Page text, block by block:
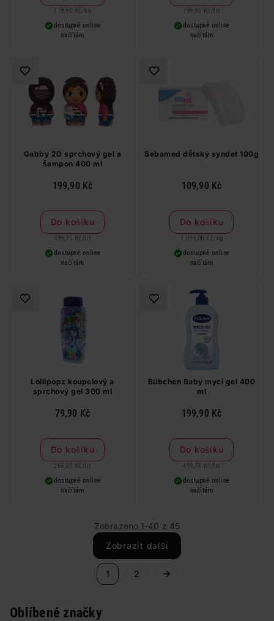
119,90 Kč / ks
dostupné online
načítám
199,90 Kč / lit
dostupné online
načítám
Gabby 2D sprchový gel a
šampon 400 ml
199,90 Kč
Do košíku
499,75 Kč / lit
dostupné online
načítám
Sebamed dětský syndet 100g
109,90 Kč
Do košíku
1 099,00 Kč/ kg
dostupné online
načítám
Lollipopz koupelový a
sprchový gel 300 ml
79,90 Kč
Do košíku
266,33 Kč / lit
dostupné online
načítám
Bübchen Baby mycí gel 400
ml
199,90 Kč
Do košíku
499,75 Kč / lit
dostupné online
načítám
Zobrazeno 1-40 z 45
Zobrazit další
1 2
Oblíbené značky